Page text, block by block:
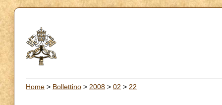
Home > Bollettino > 2008 > 02 > 22